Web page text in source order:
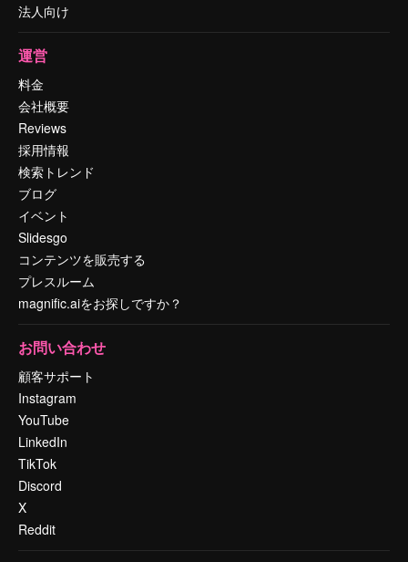
法人向け
運営
料金
会社概要
Reviews
採用情報
検索トレンド
ブログ
イベント
Slidesgo
コンテンツを販売する
プレスルーム
magnific.aiをお探しですか？
お問い合わせ
顧客サポート
Instagram
YouTube
LinkedIn
TikTok
Discord
X
Reddit